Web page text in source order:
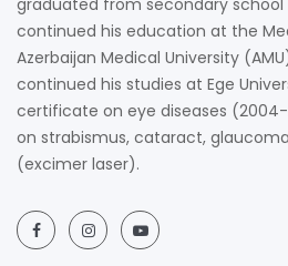
graduated from secondary school
continued his education at the
Azerbaijan Medical University
continued his studies at Ege
certificate on eye diseases (2004-
on strabismus, cataract,
(excimer laser).